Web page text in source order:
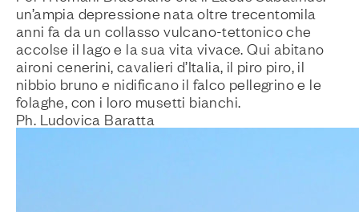
un’ampia depressione nata oltre trecentomila
anni fa da un collasso vulcano-tettonico che
accolse il lago e la sua vita vivace. Qui abitano
aironi cenerini, cavalieri d’Italia, il piro piro, il
nibbio bruno e nidificano il falco pellegrino e le
folaghe, con i loro musetti bianchi.
Ph. Ludovica Baratta